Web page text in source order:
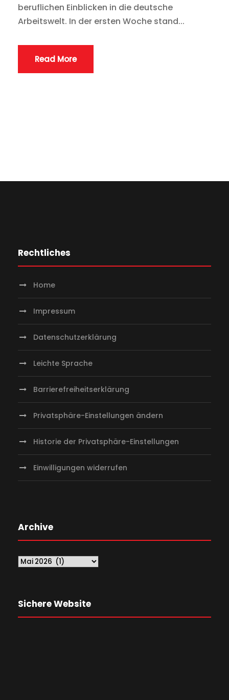
beruflichen Einblicken in die deutsche
Arbeitswelt. In der ersten Woche stand...
Read More
Rechtliches
Home
Impressum
Datenschutzerklärung
Leichte Sprache
Barrierefreiheitserklärung
Privatsphäre-Einstellungen ändern
Historie der Privatsphäre-Einstellungen
Einwilligungen widerrufen
Archive
Sichere Website